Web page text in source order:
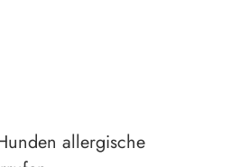
allergische